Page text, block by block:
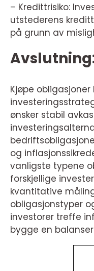
– Kredittrisiko:
utstederens
på grunn av
Kjøpe
ønsker stabil
og
vanligste typene
forskjellige
kvantitative
obligasjonstyper
investorer treffe
bygge en